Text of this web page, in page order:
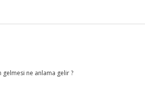
gelmesi ne anlama gelir ?